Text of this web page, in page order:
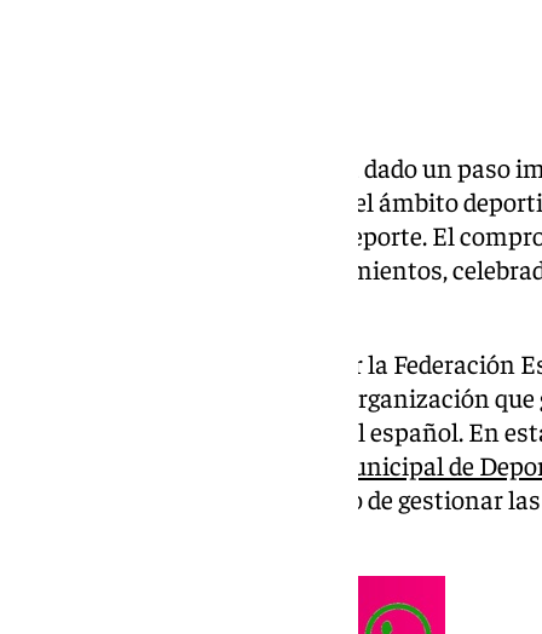
ha dado un paso
racismo y la discriminación en el ámbito
Ciudades contra el Odio en el Deporte. El
Jornada de Trabajo con Ayuntamientos,
El encuentro fue organizado por la Federación
Provincias (FEMP) y LaLiga, la organización
categorías del fútbol profesional español. En
Instituto Municipal de
Consistorio cordobés encargado de gestionar